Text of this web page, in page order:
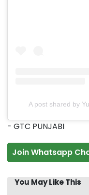
A post shared by
- GTC PUNJABI
Join Whatsapp
You May Like This